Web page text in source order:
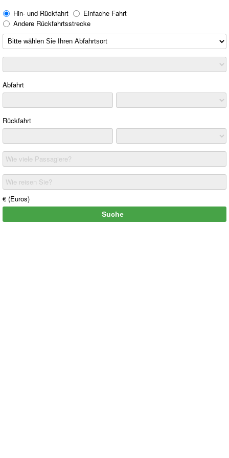
Hin- und Rückfahrt
Einfache Fahrt
Andere Rückfahrtsstrecke
Abfahrt
Rückfahrt
Wie viele Passagiere?
Wie reisen Sie?
€ (Euros)
Suche